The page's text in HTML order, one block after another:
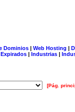
Dominios| Web Hosting |
| Industrias |
[Pág.